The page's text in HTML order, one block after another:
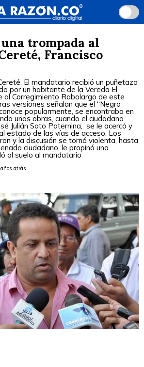
trompada al
Francisco
El mandatario recibió un puñetazo
por un habitante de la Vereda El
al Corregimiento Rabolargo de este
versiones señalan que el “Negro
popularmente, se encontraba en
unas obras, cuando el ciudadano
Julián Soto Paternina, se le acercó y
estado de las vías de acceso. Los
y la discusión se tornó violenta, hasta
ciudadano, le propinó una
al suelo al mandatario
atrás